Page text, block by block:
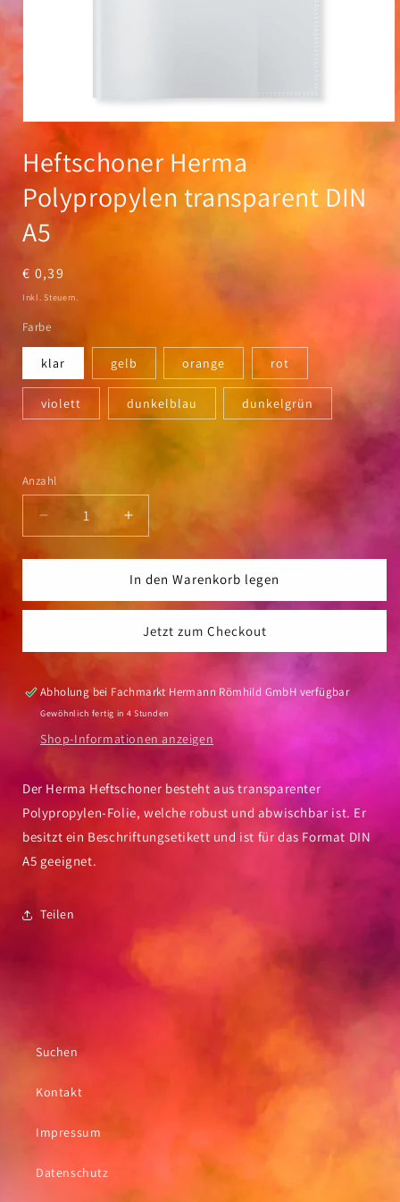
Medien
in
Modal
Heftschoner Herma
Polypropylen transparent DIN
A5
Normaler
Preis
€ 0,39
Inkl. Steuern.
Farbe
klar gelb orange rot
violett dunkelblau dunkelgrün
Anzahl
Anzahl
Verringere
die
Menge
Heftschoner
transparent
A5
Erhöhe
die
Menge
für
Heftschoner
Polypropylen
transparent
A5
In den Warenkorb legen
Jetzt zum Checkout
Abholung bei Fachmarkt Hermann Römhild GmbH verfügbar
Gewöhnlich fertig in 4 Stunden
Shop-Informationen anzeigen
Der Herma Heftschoner besteht aus transparenter
Polypropylen-Folie, welche robust und abwischbar ist. Er
besitzt ein Beschriftungsetikett und ist für das Format DIN
A5 geeignet.
Teilen
Suchen
Kontakt
Impressum
Datenschutz